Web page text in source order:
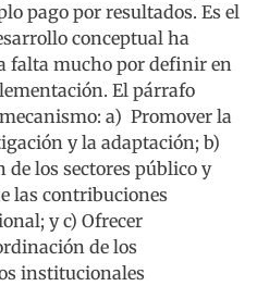
pago por resultados. Es el
conceptual ha
falta mucho por definir en
El párrafo
a) Promover la
y la adaptación; b)
los sectores público y
las contribuciones
y c) Ofrecer
de los
institucionales